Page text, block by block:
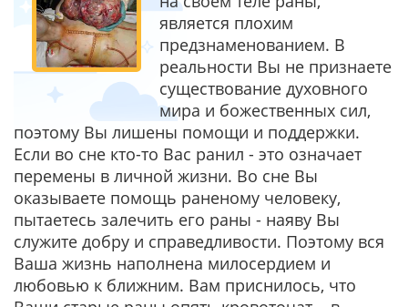
является плохим
предзнаменованием. В
реальности Вы не признаете
существование духовного
мира и божественных сил,
поэтому Вы лишены помощи и поддержки.
Если во сне кто-то Вас ранил - это означает
перемены в личной жизни. Во сне Вы
оказываете помощь раненому человеку,
пытаетесь залечить его раны - наяву Вы
служите добру и справедливости. Поэтому вся
Ваша жизнь наполнена милосердием и
любовью к ближним. Вам приснилось, что